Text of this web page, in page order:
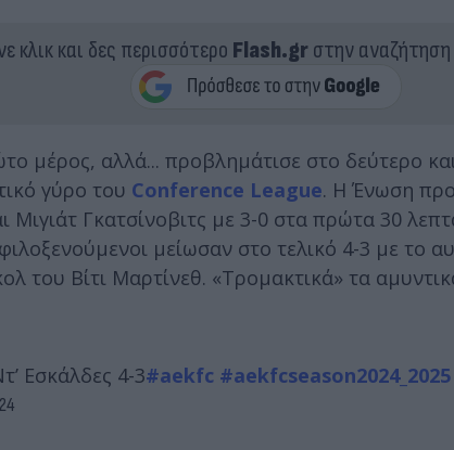
κλικ και δες περισσότερο Flash.grστην αναζήτηση
μέρος, αλλά... προβλημάτισε στο δεύτερο
γύρο του Conference League. Η Ένωση
Μιγιάτ Γκατσίνοβιτς με 3-0 στα πρώτα 30
μείωσαν στο τελικό 4-3 με το
του Βίτι Μαρτίνεθ. «Τρομακτικά» τα
Εσκάλδες 4-3#aekfc #aekfcseason2024_2025